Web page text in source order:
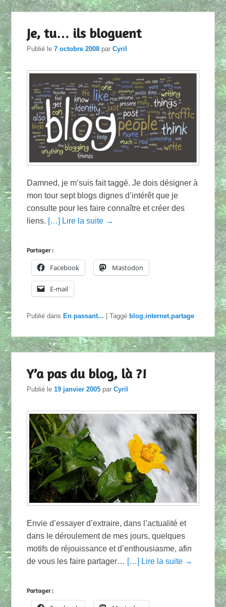
Je, tu… ils bloguent
Publié le7 octobre 2008 parCyril
Damned, je m’suis fait taggé. Je dois désigner à
mon tour sept blogs dignes d’intérêt que je
consulte pour les faire connaître et créer des
liens. […] Lire la suite →
Partager :
Facebook Mastodon
E-mail
Publié dans En passant... |Taggé blog,internet,partage
Y’a pas du blog, là ?!
Publié le19 janvier 2005 parCyril
Envie d’essayer d’extraire, dans l’actualité et
dans le déroulement de mes jours, quelques
motifs de réjouissance et d’enthousiasme, afin
de vous les faire partager… […] Lire la suite →
Partager :